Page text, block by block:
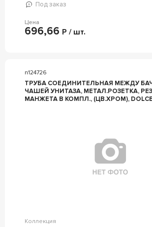
Под заказ
Цена
696,66 Р / шт.
n124726
ТРУБА СОЕДИНИТЕЛЬНАЯ МЕЖДУ
ЧАШЕЙ УНИТАЗА, МЕТАЛ.РОЗЕТКА,
МАНЖЕТА В КОМПЛ., (ЦВ.ХРОМ),
Коллекция